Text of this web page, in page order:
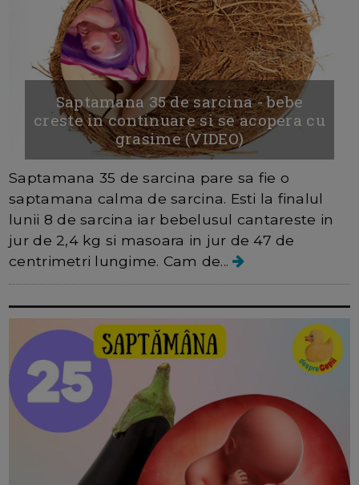
Saptamana 35 de sarcina - bebe
creste in continuare si se acopera cu
grasime (VIDEO)
Saptamana 35 de sarcina pare sa fie o
saptamana calma de sarcina. Esti la finalul
lunii 8 de sarcina iar bebelusul cantareste in
jur de 2,4 kg si masoara in jur de 47 de
centrimetri lungime. Cam de...